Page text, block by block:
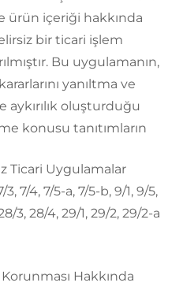
ürün içeriği hakkında
bir ticari işlem
Bu uygulamanın,
yanıltma ve
oluşturduğu
konusu tanıtımların
Ticari Uygulamalar
7/4, 7/5-a, 7/5-b, 9/1, 9/5,
3, 28/4, 29/1, 29/2, 29/2-a
Hakkında